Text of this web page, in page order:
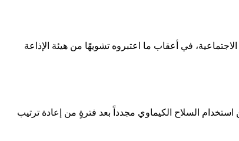
في أعقاب ما اعتبروه تشويهًا من هيئة الإذاعة
استخدام السلاح الكيماوي مجدداً بعد فترةٍ من إعادة ترتيب